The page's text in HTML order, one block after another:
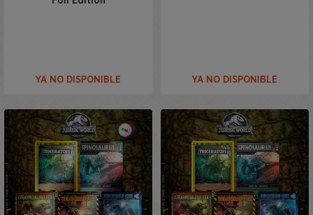
YA NO DISPONIBLE YA NO DISPONIBLE